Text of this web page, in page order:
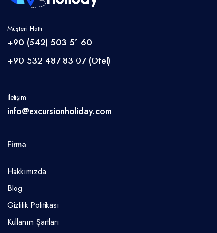
Müşteri Hattı
+90 (542) 503 51 60
+90 532 487 83 07 (Otel)
İletişim
info@excursionholiday.com
Firma
Hakkımızda
Blog
Gizlilik Politikası
Kullanım Şartları